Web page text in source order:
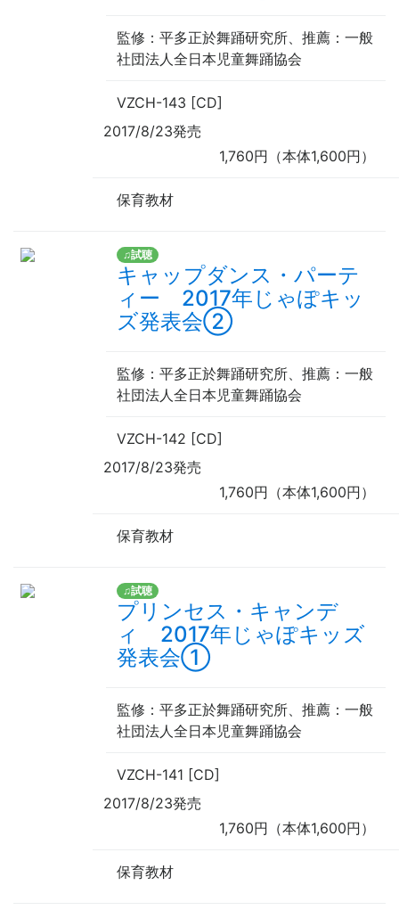
監修 ：平多正於舞踊研究所、 推薦 ：一般
社団法人全日本児童舞踊協会
VZCH-143 [CD]
2017/8/23発売
1,760円（本体1,600円）
保育教材
♫試聴
キャップダンス・パーテ
ィー 2017年じゃぽキッ
ズ発表会②
監修 ：平多正於舞踊研究所、 推薦 ：一般
社団法人全日本児童舞踊協会
VZCH-142 [CD]
2017/8/23発売
1,760円（本体1,600円）
保育教材
♫試聴
プリンセス・キャンデ
ィ 2017年じゃぽキッズ
発表会①
監修 ：平多正於舞踊研究所、 推薦 ：一般
社団法人全日本児童舞踊協会
VZCH-141 [CD]
2017/8/23発売
1,760円（本体1,600円）
保育教材